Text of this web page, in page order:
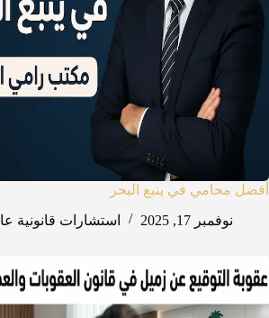
أفضل محامي في ينبع البحر
نوفمبر 17, 2025
استشارات قانونية